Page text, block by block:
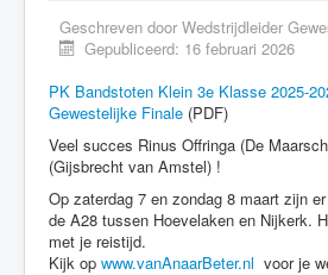
Geschreven door Wedstrijdleider
Gepubliceerd: 16 februari 2026
PK Bandstoten Klein 3e Klasse 2025-
Gewestelijke Finale (PDF)
Veel succes Rinus Offringa (De
(Gijsbrecht van Amstel) !
Op zaterdag 7 en zondag 8 maart zijn
de A28 tussen Hoevelaken en Nijkerk.
met je reistijd.
Kijk op www.vanAnaarBeter.nl voor je